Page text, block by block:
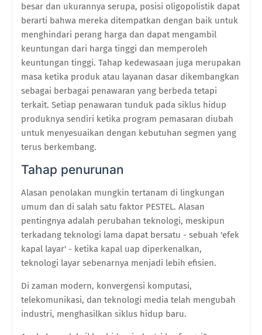
besar dan ukurannya serupa, posisi oligopolistik dapat
berarti bahwa mereka ditempatkan dengan baik untuk
menghindari perang harga dan dapat mengambil
keuntungan dari harga tinggi dan memperoleh
keuntungan tinggi. Tahap kedewasaan juga merupakan
masa ketika produk atau layanan dasar dikembangkan
sebagai berbagai penawaran yang berbeda tetapi
terkait. Setiap penawaran tunduk pada siklus hidup
produknya sendiri ketika program pemasaran diubah
untuk menyesuaikan dengan kebutuhan segmen yang
terus berkembang.
Tahap penurunan
Alasan penolakan mungkin tertanam di lingkungan
umum dan di salah satu faktor PESTEL. Alasan
pentingnya adalah perubahan teknologi, meskipun
terkadang teknologi lama dapat bersatu - sebuah 'efek
kapal layar' - ketika kapal uap diperkenalkan,
teknologi layar sebenarnya menjadi lebih efisien.
Di zaman modern, konvergensi komputasi,
telekomunikasi, dan teknologi media telah mengubah
industri, menghasilkan siklus hidup baru.